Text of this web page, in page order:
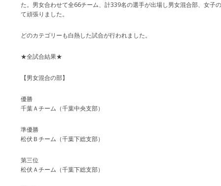
た。男女合わせて全66チーム、計339名の選手が出場し男女混合部、女子
て頑張りました。
どのカテゴリーも白熱した試合が行われました。
★全試合結果★
【男女混合の部】
優勝
千葉Ａチーム（千葉中央支部）
準優勝
松伏Ｂチーム（千葉下総支部）
第三位
松伏Ａチーム（千葉下総支部）